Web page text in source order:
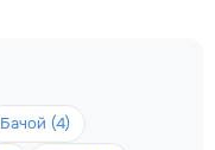
Бачой (4)